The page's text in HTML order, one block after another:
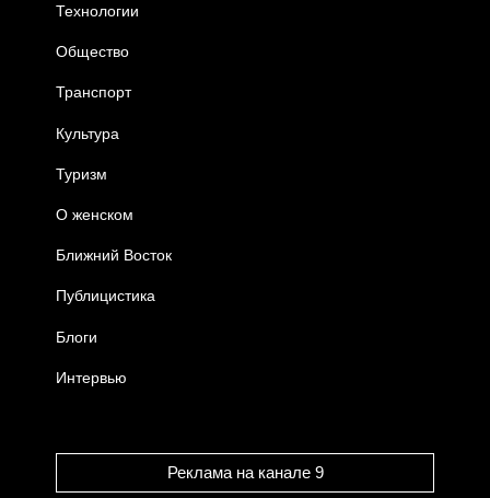
Технологии
Общество
Транспорт
Культура
Туризм
О женском
Ближний Восток
Публицистика
Блоги
Интервью
Реклама на канале 9